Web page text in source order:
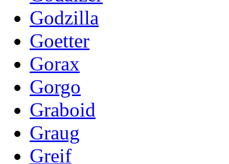
Godzilla
Goetter
Gorax
Gorgo
Graboid
Graug
Greif